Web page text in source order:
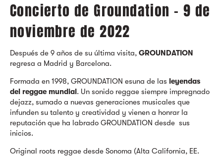
Concierto de Groundation - 9 de
noviembre de 2022
Después de 9 años de su última visita, GROUNDATION
regresa a Madrid y Barcelona.
Formada en 1998, GROUNDATION esuna de las leyendas
del reggae mundial. Un sonido reggae siempre impregnado
dejazz, sumado a nuevas generaciones musicales que
infunden su talento y creatividad y vienen a honrar la
reputación que ha labrado GROUNDATION desde sus
inicios.
Original roots reggae desde Sonoma (Alta California, EE.